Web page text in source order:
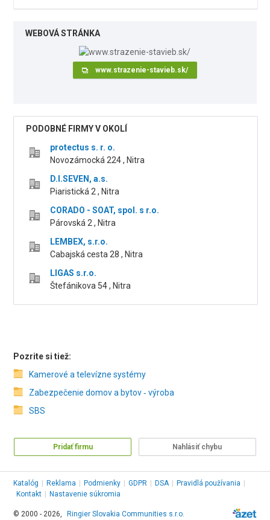
WEBOVÁ STRÁNKA
www.strazenie-stavieb.sk/
PODOBNÉ FIRMY V OKOLÍ
protectus s. r. o.
Novozámocká 224 , Nitra
D.I.SEVEN, a.s.
Piaristická 2 , Nitra
CORADO - SOAT, spol. s r.o.
Párovská 2 , Nitra
LEMBEX, s.r.o.
Cabajská cesta 28 , Nitra
LIGAS s.r.o.
Štefánikova 54 , Nitra
Pozrite si tiež:
Kamerové a televízne systémy
Zabezpečenie domov a bytov ‑ výroba
SBS
Pridať firmu Nahlásiť chybu
Katalóg Reklama Podmienky GDPR DSA Pravidlá používania
Kontakt
Nastavenie súkromia
© 2000 - 2026, Ringier Slovakia Communities s.r.o.